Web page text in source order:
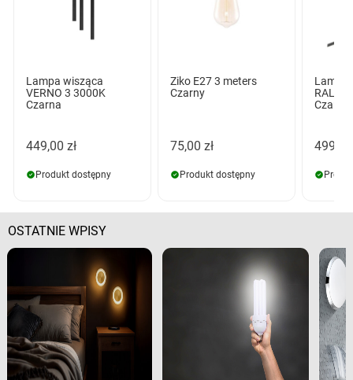
Lampa wisząca
VERNO 3 3000K
Czarna
449,00 zł
Produkt dostępny
Ziko E27 3 meters
Czarny
75,00 zł
Produkt dostępny
Lampa
Czarna
499,00
OSTATNIE WPISY